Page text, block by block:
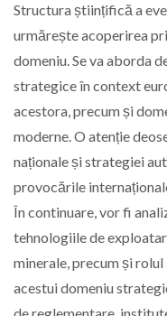
Structura științifică a
urmărește acoperirea
domeniu. Se va aborda
strategice în context
acestora, precum și
moderne. O atenție
naționale și strategiei
provocările
În continuare, vor fi
tehnologiile de
minerale, precum și
acestui domeniu